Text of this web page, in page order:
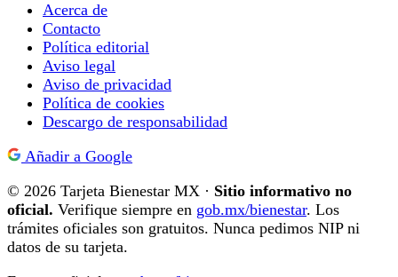
Acerca de
Contacto
Política editorial
Aviso legal
Aviso de privacidad
Política de cookies
Descargo de responsabilidad
Añadir a Google
© 2026 Tarjeta Bienestar MX · Sitio informativo no
oficial. Verifique siempre en gob.mx/bienestar. Los
trámites oficiales son gratuitos. Nunca pedimos NIP ni
datos de su tarjeta.